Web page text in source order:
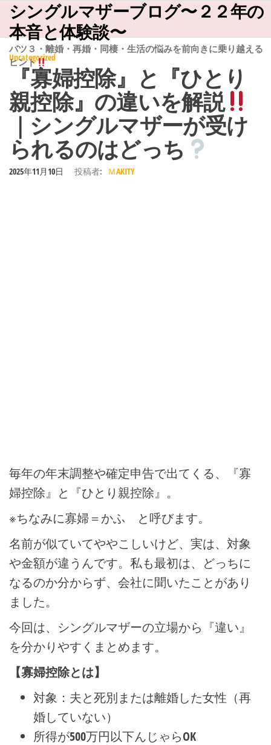
コ
ン
テ
ン
へ
シングルマザーブログ〜２２年の
本音と体験談〜
バツ３・離婚・再婚・同棲・生活の悩みを前向きに乗り越える
ヒント
Uncategorized
『寡婦控除』と『ひとり
親控除』の違いを解説
｜シングルマザーが受け
られるのはどっち
2025年11月10日 投稿者: ＭAKITY
毎年の年末調整や確定申告で出てくる、『寡
婦控除』と『ひとり親控除』。
※ちなみに寡婦＝かふ と呼びます。
名前が似ていてややこしいけど、実は、対象
や金額が違うんです。私も最初は、どっちに
なるのか分からず、会社に聞いたことがあり
ました。
今回は、シングルマザーの立場から『違い』
を分かりやすくまとめます。
【寡婦控除とは】
対象：夫と死別または離婚した女性（再
婚していない）
所得が500万円以下んじゃらOK